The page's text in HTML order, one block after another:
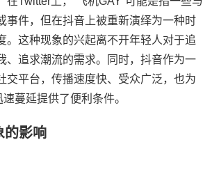
事件，但在抖音上被重新演绎为一种时
。这种现象的兴起离不开年轻人对于追
、追求潮流的需求。同时，抖音作为一
交平台，传播速度快、受众广泛，也为
蔓延提供了便利条件。
的影响